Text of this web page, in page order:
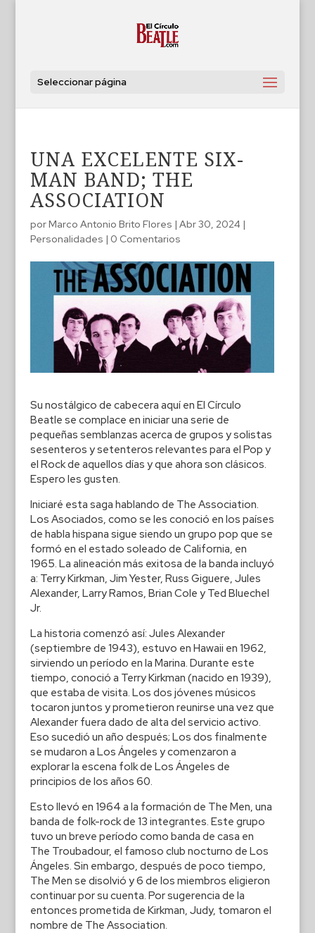
Seleccionar página
UNA EXCELENTE SIX-
MAN BAND; THE
ASSOCIATION
porMarco Antonio Brito Flores | Abr 30, 2024|
Personalidades | 0 Comentarios
Su nostálgico de cabecera aquí en El Círculo
Beatle se complace en iniciar una serie de
pequeñas semblanzas acerca de grupos y solistas
sesenteros y setenteros relevantes para el Pop y
el Rock de aquellos días y que ahora son clásicos.
Espero les gusten.
Iniciaré esta saga hablando de The Association.
Los Asociados, como se les conoció en los países
de habla hispana sigue siendo un grupo pop que se
formó en el estado soleado de California, en
1965. La alineación más exitosa de la banda incluyó
a: Terry Kirkman, Jim Yester, Russ Giguere, Jules
Alexander, Larry Ramos, Brian Cole y Ted Bluechel
Jr.
La historia comenzó así: Jules Alexander
(septiembre de 1943), estuvo en Hawaii en 1962,
sirviendo un período en la Marina. Durante este
tiempo, conoció a Terry Kirkman (nacido en 1939),
que estaba de visita. Los dos jóvenes músicos
tocaron juntos y prometieron reunirse una vez que
Alexander fuera dado de alta del servicio activo.
Eso sucedió un año después; Los dos finalmente
se mudaron a Los Ángeles y comenzaron a
explorar la escena folk de Los Ángeles de
principios de los años 60.
Esto llevó en 1964 a la formación de The Men, una
banda de folk-rock de 13 integrantes. Este grupo
tuvo un breve período como banda de casa en
The Troubadour, el famoso club nocturno de Los
Ángeles. Sin embargo, después de poco tiempo,
The Men se disolvió y 6 de los miembros eligieron
continuar por su cuenta. Por sugerencia de la
entonces prometida de Kirkman, Judy, tomaron el
nombre de The Association.